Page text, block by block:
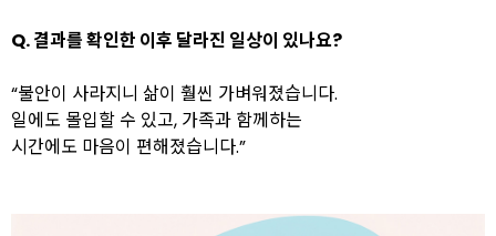
Q. 결과를 확인한 이후 달라진 일상이 있나요?
“불안이 사라지니 삶이 훨씬 가벼워졌습니다.
일에도 몰입할 수 있고, 가족과 함께하는
시간에도 마음이 편해졌습니다.”